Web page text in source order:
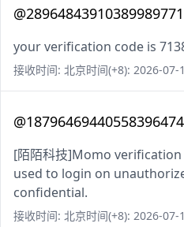
@28964843910389989771
your verification code is
接收时间: 北京时间(+8): 2026-07-
@18796469440558396474
[陌陌科技]Momo
used to login on
confidential.
接收时间: 北京时间(+8): 2026-07-